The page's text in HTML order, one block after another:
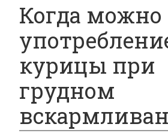
Когда можно
курицы при
грудном